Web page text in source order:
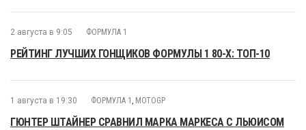
2 августа в 9:05 ФОРМУЛА 1
РЕЙТИНГ ЛУЧШИХ ГОНЩИКОВ ФОРМУЛЫ 1 80-Х: ТОП-10
1 августа в 19:30 ФОРМУЛА 1 , MOTOGP
ГЮНТЕР ШТАЙНЕР СРАВНИЛ МАРКА МАРКЕСА С ЛЬЮИСОМ